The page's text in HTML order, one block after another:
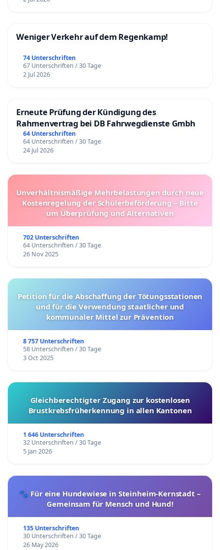
Weniger Verkehr auf dem Regenkamp!
74 Unterschriften
67 Unterschriften / 30 Tage
2 Jul 2026
Erneute Prüfung der Kündigung des
Rahmenvertrag bei DB Fahrwegdienste Gmbh
64 Unterschriften
64 Unterschriften / 30 Tage
24 Jul 2026
Unverhältnismäßige Mehrbelastungen durch neue
Kostenregelung der Schülerbeförderung – Bitte
um Überprüfung und Alternativen
702 Unterschriften
64 Unterschriften / 30 Tage
26 Nov 2025
Petition für die Abschaffung der Tötungsstationen
und für die Verwendung staatlicher und
kommunaler Mittel zur Prävention
8 757 Unterschriften
58 Unterschriften / 30 Tage
3 Oct 2025
Gleichberechtigter Zugang zur kostenlosen
Brustkrebsfrüherkennung in allen Kantonen
1 646 Unterschriften
32 Unterschriften / 30 Tage
5 Jan 2026
🐾 Für eine Hundewiese in Steinheim-Kernstadt –
Gemeinsam für Mensch und Hund!
135 Unterschriften
30 Unterschriften / 30 Tage
26 May 2026